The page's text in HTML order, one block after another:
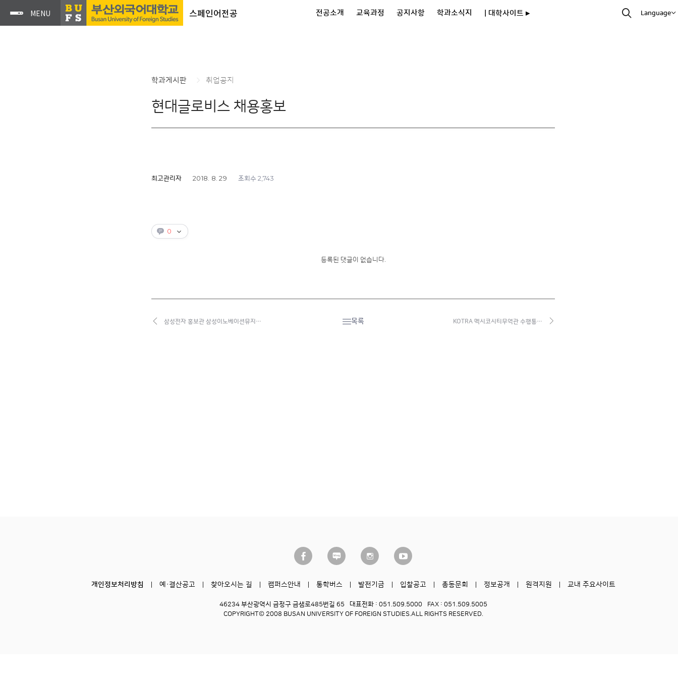
스페인어전공 전공소개 교육과정 공지사항 학과소식지 | 대학사이트 ▸ Language
학과게시판 취업공지
현대글로비스 채용홍보
최고관리자 2018. 8. 29 조회수 2,743
0
등록된 댓글이 없습니다.
삼성전자 홍보관 삼성이노베이션뮤지… 목록 KOTRA 멕시코시티무역관 수행통…
개인정보처리방침 예·결산공고 찾아오시는 길 캠퍼스안내 통학버스 발전기금 입찰공고 총동문회 정보공개 원격지원 교내 주요사이트
46234 부산광역시 금정구 금샘로485번길 65 대표전화 : 051.509.5000
FAX : 051.509.5005
COPYRIGHT© 2008 BUSAN UNIVERSITY OF FOREIGN STUDIES. ALL RIGHTS RESERVED.